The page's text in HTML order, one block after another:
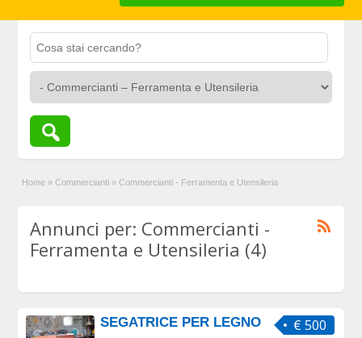
Home » Commercianti » Commercianti - Ferramenta e Utensileria
Annunci per: Commercianti -
Ferramenta e Utensileria (4)
€ 500
SEGATRICE PER LEGNO